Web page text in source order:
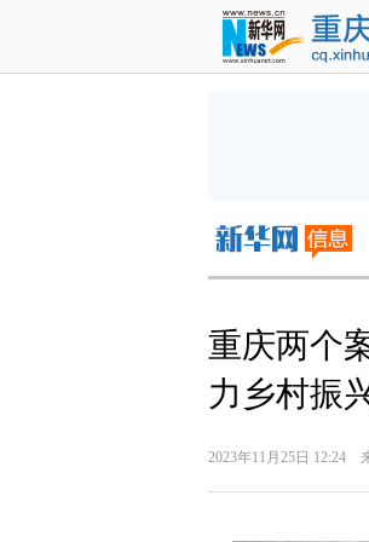
重庆两个
力乡村振
2023年11月25日 12:24